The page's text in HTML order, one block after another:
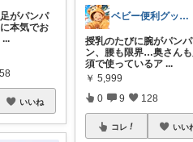
がパンパ
本気でお
...
いいね
ベビー便利グッズ 👶2児（1歳・0歳）
授乳のたびに腕がパンパ
ン、腰も限界…奥さん
須で使っているア ...
￥ 5,999
0 9 128
コレ いい